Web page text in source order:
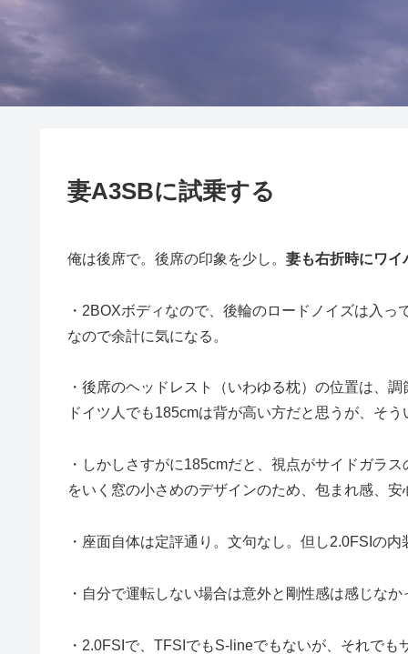
妻A3SBに試乗する
俺は後席で。後席の印象を少し。 妻も右折時にワイ
・2BOXボディなので、後輪のロードノイズは入
なので余計に気になる。
・後席のヘッドレスト（いわゆる枕）の位置は、
ドイツ人でも185cmは背が高い方だと思うが、そ
・しかしさすがに185cmだと、視点がサイドガラ
をいく窓の小さめのデザインのため、包まれ感、
・座面自体は定評通り。文句なし。但し2.0FSIの
・自分で運転しない場合は意外と剛性感は感じな
・2.0FSIで、TFSIでもS-lineでもないが、それで